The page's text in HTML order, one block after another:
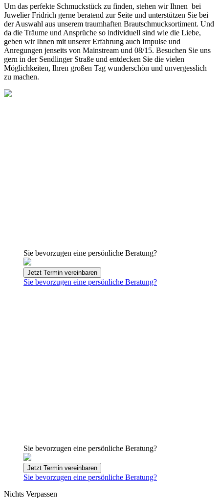
Um das perfekte Schmuckstück zu finden, stehen wir Ihnen bei
Juwelier Fridrich gerne beratend zur Seite und unterstützen Sie bei
der Auswahl aus unserem traumhaften Brautschmucksortiment. Und
da die Träume und Ansprüche so individuell sind wie die Liebe,
geben wir Ihnen mit unserer Erfahrung auch Impulse und
Anregungen jenseits von Mainstream und 08/15. Besuchen Sie uns
gern in der Sendlinger Straße und entdecken Sie die vielen
Möglichkeiten, Ihren großen Tag wunderschön und unvergesslich
zu machen.
Sie bevorzugen eine persönliche Beratung?
Jetzt Termin vereinbaren
Sie bevorzugen eine persönliche Beratung?
Sie bevorzugen eine persönliche Beratung?
Jetzt Termin vereinbaren
Sie bevorzugen eine persönliche Beratung?
Nichts Verpassen